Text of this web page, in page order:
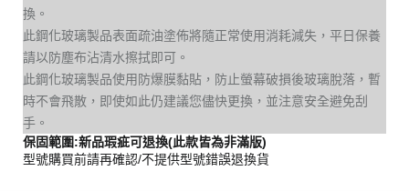
換。
此鋼化玻璃製品表面疏油塗佈將隨正常使用消耗減失，平日保養
請以防塵布沾清水擦拭即可。
此鋼化玻璃製品使用防爆膜黏貼，防止螢幕破損後玻璃脫落，暫
時不會飛散，即使如此仍建議您儘快更換，並注意安全避免刮
手。
保固範圍:新品瑕疵可退換(此款皆為非滿版)
型號購買前請再確認/不提供型號錯誤退換貨